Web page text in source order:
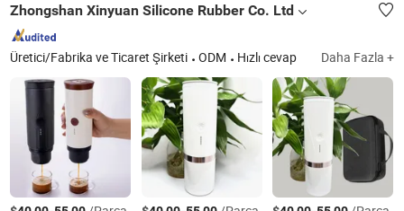
Zhongshan Xinyuan Silicone Rubber Co. Ltd
Üretici/Fabrika ve Ticaret Şirketi ODM Hızlı cevap Daha Fazla +